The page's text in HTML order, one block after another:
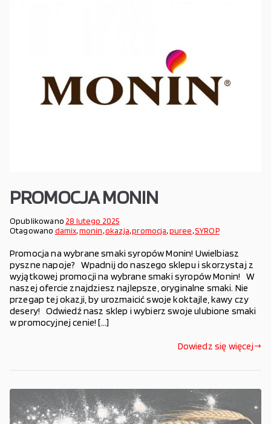
PROMOCJA MONIN
Opublikowano 28 lutego 2025
Otagowano damix,monin,okazja,promocja,puree,SYROP
Promocja na wybrane smaki syropów Monin! Uwielbiasz
pyszne napoje? Wpadnij do naszego sklepu i skorzystaj z
wyjątkowej promocji na wybrane smaki syropów Monin! W
naszej ofercie znajdziesz najlepsze, oryginalne smaki. Nie
przegap tej okazji, by urozmaicić swoje koktajle, kawy czy
desery! Odwiedź nasz sklep i wybierz swoje ulubione smaki
w promocyjnej cenie! […]
Dowiedz się więcej